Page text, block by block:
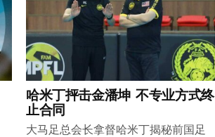
哈米丁抨击金潘坤 不专业方式终
止合同
大马足总会长拿督哈米丁揭秘前国足